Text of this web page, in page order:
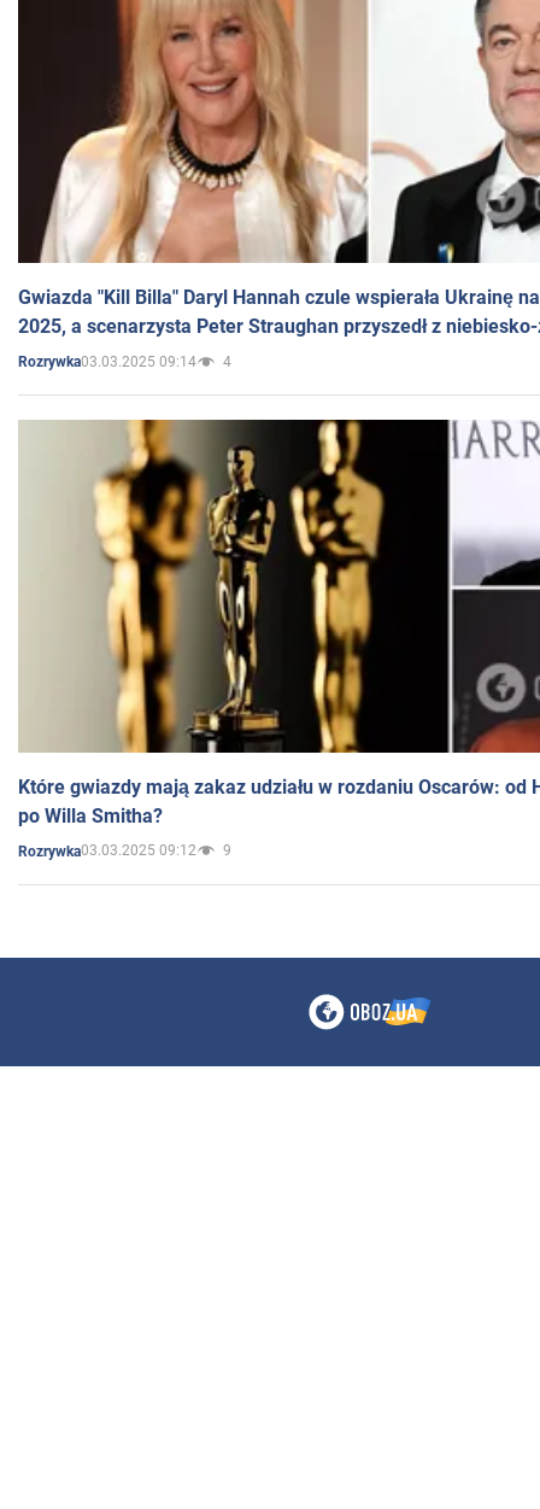
Gwiazda "Kill Billa" Daryl Hannah czule wspierała Ukrainę
2025, a scenarzysta Peter Straughan przyszedł z
Rozrywka03.03.2025 09:14 4
Które gwiazdy mają zakaz udziału w rozdaniu Oscarów: od
po Willa Smitha?
Rozrywka03.03.2025 09:12 9